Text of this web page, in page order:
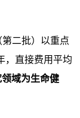
二批）以重点
，直接费用平均
域为生命健